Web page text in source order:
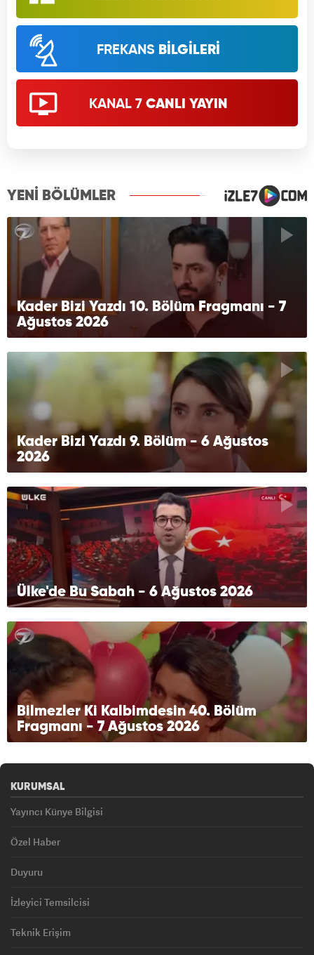
FREKANS BİLGİLERİ
KANAL 7 CANLI YAYIN
YENİ BÖLÜMLER
Kader Bizi Yazdı 10. Bölüm Fragmanı - 7
Ağustos 2026
Kader Bizi Yazdı 9. Bölüm - 6 Ağustos
2026
Ülke'de Bu Sabah - 6 Ağustos 2026
Bilmezler Ki Kalbimdesin 40. Bölüm
Fragmanı - 7 Ağustos 2026
KURUMSAL
Yayıncı Künye Bilgisi
Özel Haber
Duyuru
İzleyici Temsilcisi
Teknik Erişim